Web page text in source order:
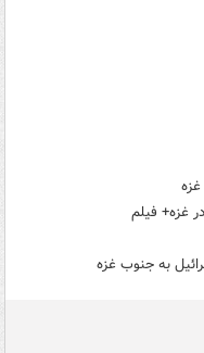
غزه+ فیلم